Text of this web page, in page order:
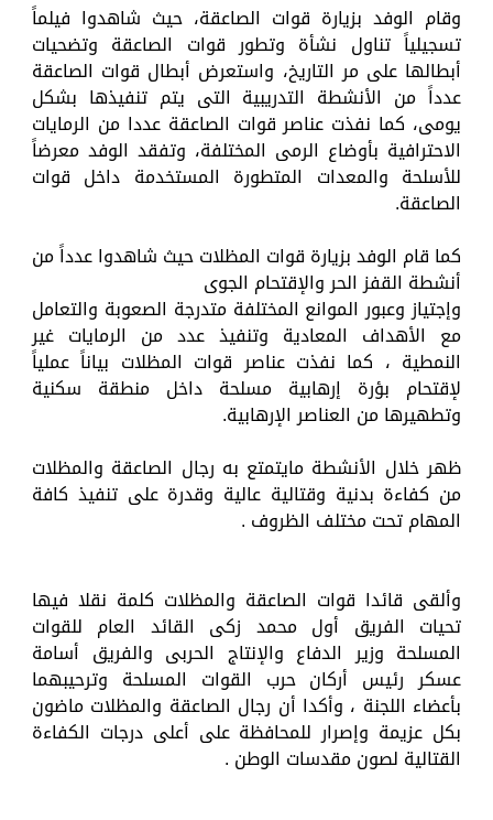
وقام الوفد بزيارة قوات الصاعقة، حيث شاهدوا فيلماً
تسجيلياً تناول نشأة وتطور قوات الصاعقة وتضحيات
أبطالها على مر التاريخ، واستعرض أبطال قوات الصاعقة
عدداً من الأنشطة التدريبية التى يتم تنفيذها بشكل
يومى، كما نفذت عناصر قوات الصاعقة عددا من الرمايات
الاحترافية بأوضاع الرمى المختلفة، وتفقد الوفد معرضاً
للأسلحة والمعدات المتطورة المستخدمة داخل قوات
الصاعقة.
كما قام الوفد بزيارة قوات المظلات حيث شاهدوا عدداً من
أنشطة القفز الحر والإقتحام الجوى
وإجتياز وعبور الموانع المختلفة متدرجة الصعوبة والتعامل
مع الأهداف المعادية وتنفيذ عدد من الرمايات غير
النمطية ، كما نفذت عناصر قوات المظلات بياناً عملياً
لإقتحام بؤرة إرهابية مسلحة داخل منطقة سكنية
وتطهيرها من العناصر الإرهابية.
ظهر خلال الأنشطة مايتمتع به رجال الصاعقة والمظلات
من كفاءة بدنية وقتالية عالية وقدرة على تنفيذ كافة
المهام تحت مختلف الظروف .
وألقى قائدا قوات الصاعقة والمظلات كلمة نقلا فيها
تحيات الفريق أول محمد زكى القائد العام للقوات
المسلحة وزير الدفاع والإنتاج الحربى والفريق أسامة
عسكر رئيس أركان حرب القوات المسلحة وترحيبهما
بأعضاء اللجنة ، وأكدا أن رجال الصاعقة والمظلات ماضون
بكل عزيمة وإصرار للمحافظة على أعلى درجات الكفاءة
القتالية لصون مقدسات الوطن .